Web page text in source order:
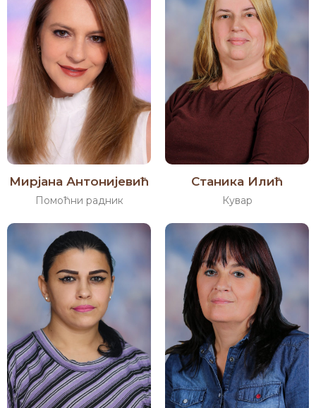
Мирјана Антонијевић
Помоћни радник
Станика Илић
Кувар